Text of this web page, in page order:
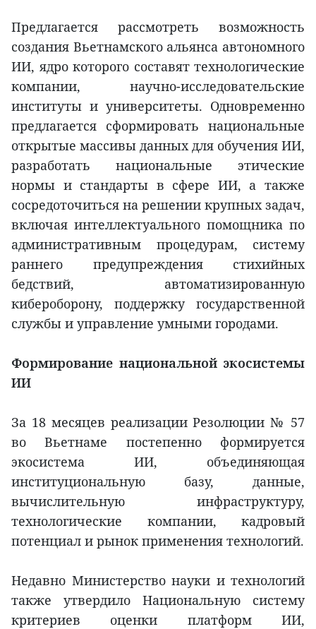
Предлагается рассмотреть возможность
создания Вьетнамского альянса автономного
ИИ, ядро которого составят технологические
компании, научно-исследовательские
институты и университеты. Одновременно
предлагается сформировать национальные
открытые массивы данных для обучения ИИ,
разработать национальные этические
нормы и стандарты в сфере ИИ, а также
сосредоточиться на решении крупных задач,
включая интеллектуального помощника по
административным процедурам, систему
раннего предупреждения стихийных
бедствий, автоматизированную
кибероборону, поддержку государственной
службы и управление умными городами.
Формирование национальной экосистемы
ИИ
За 18 месяцев реализации Резолюции № 57
во Вьетнаме постепенно формируется
экосистема ИИ, объединяющая
институциональную базу, данные,
вычислительную инфраструктуру,
технологические компании, кадровый
потенциал и рынок применения технологий.
Недавно Министерство науки и технологий
также утвердило Национальную систему
критериев оценки платформ ИИ,